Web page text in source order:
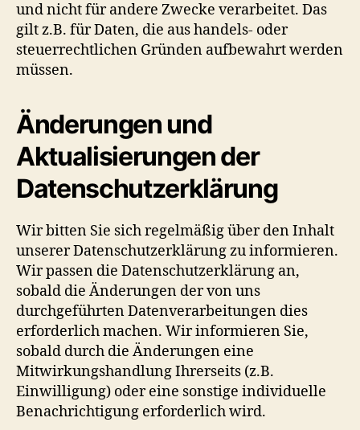
und nicht für andere Zwecke verarbeitet. Das
gilt z.B. für Daten, die aus handels- oder
steuerrechtlichen Gründen aufbewahrt werden
müssen.
Änderungen und
Aktualisierungen der
Datenschutzerklärung
Wir bitten Sie sich regelmäßig über den Inhalt
unserer Datenschutzerklärung zu informieren.
Wir passen die Datenschutzerklärung an,
sobald die Änderungen der von uns
durchgeführten Datenverarbeitungen dies
erforderlich machen. Wir informieren Sie,
sobald durch die Änderungen eine
Mitwirkungshandlung Ihrerseits (z.B.
Einwilligung) oder eine sonstige individuelle
Benachrichtigung erforderlich wird.